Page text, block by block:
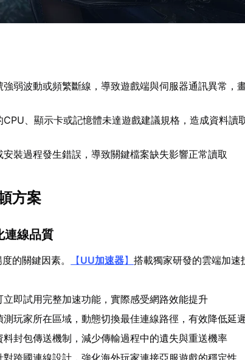
強弱波動或頻繁斷線，導致遊戲端與伺服器通訊異常，
CPU、顯示卡或記憶體未達遊戲建議規格，造成資料讀
安裝過程發生錯誤，導致關鍵檔案缺失影響正常讀取
方案
連線品質
的關鍵因素。 【UU加速器】搭載獨家研發的雲端加速
立即試用完整加速功能，實際感受網路效能提升
測玩家所在區域，動態切換最佳連線路徑，有效降低延
料封包傳送機制，減少傳輸過程中的遺失與重送機率
對跨國連線設計，強化海外玩家連接亞服遊戲的穩定性